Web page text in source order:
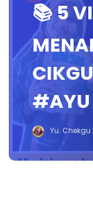
📚 5
#AYU
Yu. Chekgu